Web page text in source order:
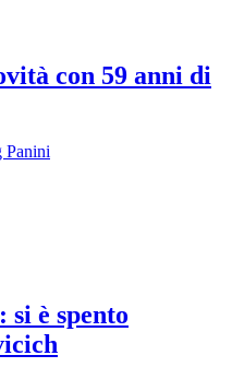
con 59 anni di
Panini
è spento